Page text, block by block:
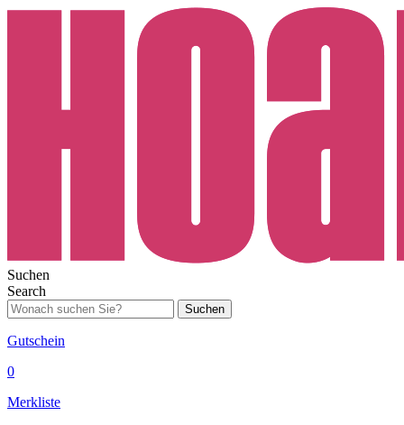
Suchen
Search
Suchen
Gutschein
0
Merkliste